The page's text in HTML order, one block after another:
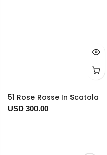
51 Rose Rosse In Scatola
USD 300.00